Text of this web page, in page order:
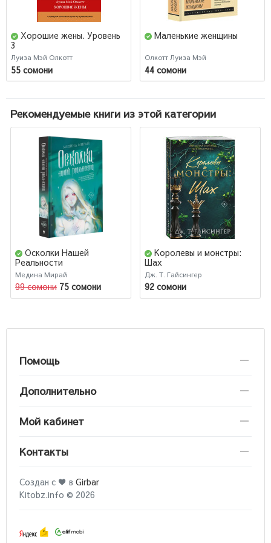
Хорошие жены. Уровень
3
Луиза Мэй Олкотт
55 сомони
Маленькие женщины
Олкотт Луиза Мэй
44 сомони
Рекомендуемые книги из этой категории
Осколки Нашей
Реальности
Медина Мирай
99 сомони 75 сомони
Королевы и монстры:
Шах
Дж. Т. Гайсингер
92 сомони
Помощь
Дополнительно
Мой кабинет
Контакты
Создан с ♥ в Girbar
Kitobz.info © 2026